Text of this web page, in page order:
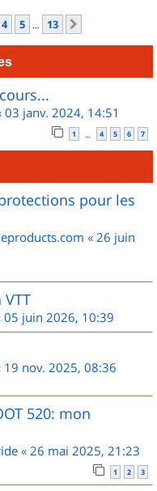
4 5 … 13
03 janv. 2024, 14:51
1 … 4 5 6 7
protections pour les
« 26 juin
05 juin 2026, 10:39
19 nov. 2025, 08:36
520: mon
« 26 mai 2025, 21:23
1 2 3